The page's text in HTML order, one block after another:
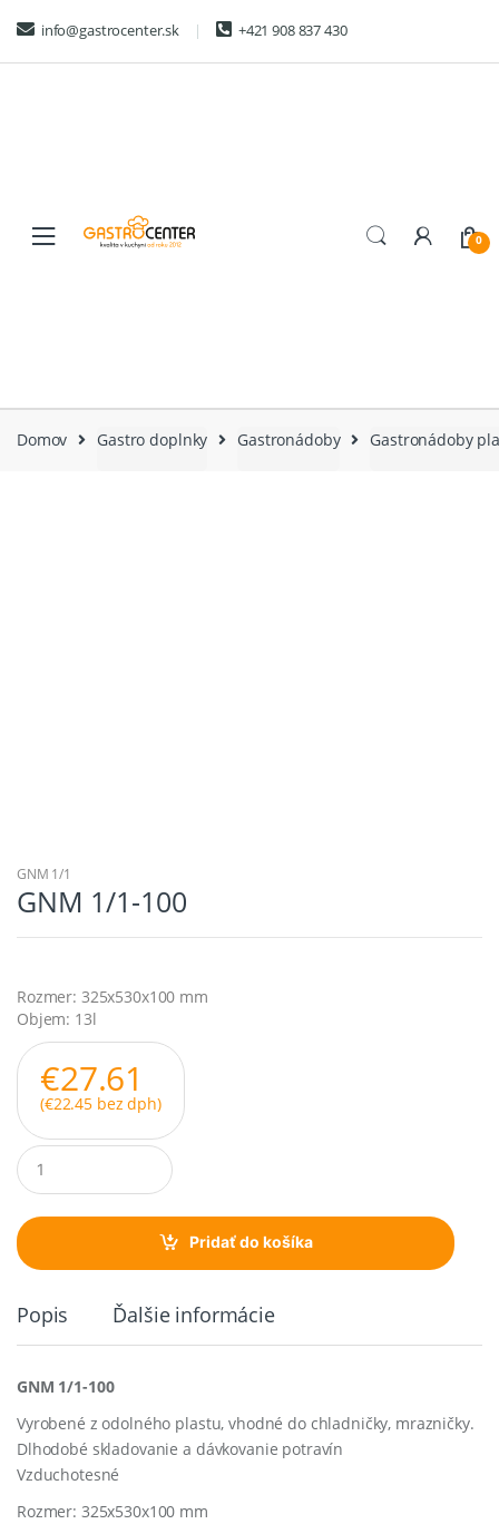
navigation
content
info@gastrocenter.sk +421 908 837 430
0
Domov Gastro doplnky Gastronádoby Gastronádoby
GNM 1/1
GNM 1/1-100
Rozmer: 325x530x100 mm
Objem: 13l
€27.61
(€22.45 bez dph)
Q
u
a
t
i
Pridať do košíka
Popis Ďalšie informácie
GNM 1/1-100
Vyrobené z odolného plastu, vhodné do chladničky, mrazničky.
Dlhodobé skladovanie a dávkovanie potravín
Vzduchotesné
Rozmer: 325x530x100 mm